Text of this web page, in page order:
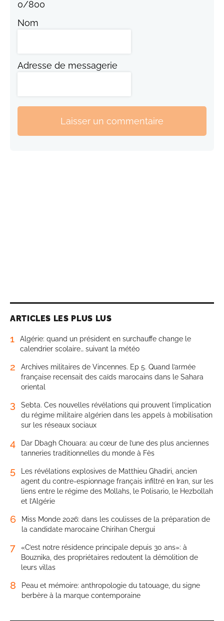
0/800
Nom
Adresse de messagerie
Laisser un commentaire
ARTICLES LES PLUS LUS
1
Algérie: quand un président en surchauffe change le
calendrier scolaire… suivant la météo
2
Archives militaires de Vincennes. Ep 5. Quand l’armée
française recensait des caïds marocains dans le Sahara
oriental
3
Sebta. Ces nouvelles révélations qui prouvent l’implication
du régime militaire algérien dans les appels à mobilisation
sur les réseaux sociaux
4
Dar Dbagh Chouara: au cœur de l’une des plus anciennes
tanneries traditionnelles du monde à Fès
5
Les révélations explosives de Matthieu Ghadiri, ancien
agent du contre-espionnage français infiltré en Iran, sur les
liens entre le régime des Mollahs, le Polisario, le Hezbollah
et l’Algérie
6
Miss Monde 2026: dans les coulisses de la préparation de
la candidate marocaine Chirihan Chergui
7
«C’est notre résidence principale depuis 30 ans»: à
Bouznika, des propriétaires redoutent la démolition de
leurs villas
8
Peau et mémoire: anthropologie du tatouage, du signe
berbère à la marque contemporaine